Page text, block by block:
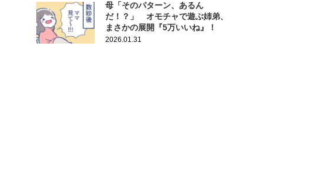
母「そのパターン、あるん
だ！？」 オモチャで遊ぶ姉弟、
まさかの展開『5万いいね』！
2026.01.31